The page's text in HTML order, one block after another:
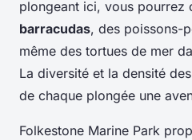
plongeant ici, vous pourrez
barracudas, des poissons-
même des tortues de mer
La diversité et la densité
de chaque plongée une
Folkestone Marine Park